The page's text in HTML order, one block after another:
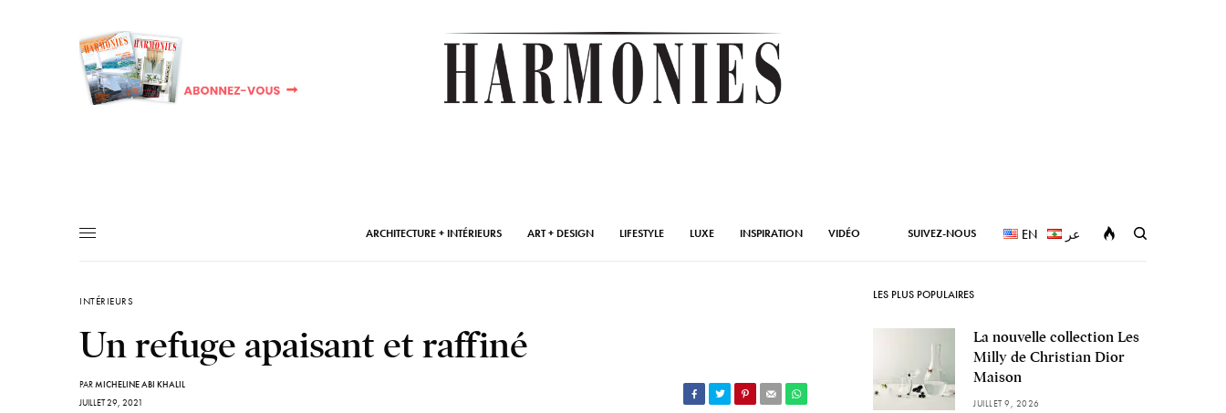
ARCHITECTURE + INTÉRIEURS ART + DESIGN LIFESTYLE LUXE INSPIRATION VIDÉO SUIVEZ-NOUS EN عر
INTÉRIEURS
Un refuge apaisant et raffiné
PARMICHELINE ABI KHALIL
JUILLET 29, 2021
LES PLUS POPULAIRES
La nouvelle collection Les
Milly de Christian Dior
Maison
JUILLET 9, 2026